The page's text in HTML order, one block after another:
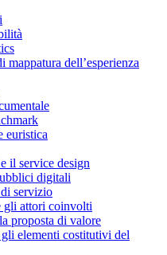
mappatura dell’esperienza
euristica
il service design
digitali
servizio
gli attori coinvolti
proposta di valore
elementi costitutivi del